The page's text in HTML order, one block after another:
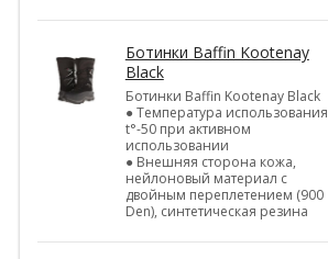
Ботинки Baffin Kootenay
Black
Ботинки Baffin Kootenay Black
● Температура использования
t°-50 при активном
использовании
● Внешняя сторона кожа,
нейлоновый материал с
двойным переплетением (900
Den), синтетическая резина